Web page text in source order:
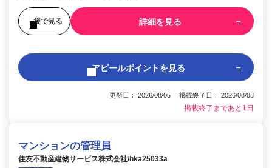
後で見る 詳細を見る
アピールポイントを見る
更新日： 2026/08/05 掲載終了日： 2026/08/08
掲載終了まであと1日
マンションの管理員
住友不動産建物サービス株式会社/hka25033a